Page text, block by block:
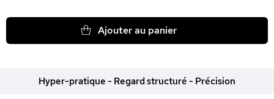
Ajouter au panier
Hyper-pratique - Regard structuré - Précision